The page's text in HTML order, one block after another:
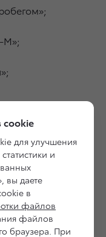
М»;
для улучшения
и
вы даете
в
файлов
файлов
браузера. При